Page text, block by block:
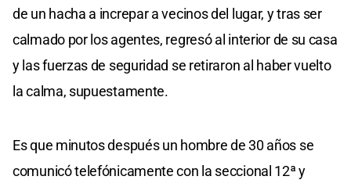
de un hacha a increpar a vecinos del lugar, y tras ser
calmado por los agentes, regresó al interior de su casa
y las fuerzas de seguridad se retiraron al haber vuelto
la calma, supuestamente.
Es que minutos después un hombre de 30 años se
comunicó telefónicamente con la seccional 12ª y